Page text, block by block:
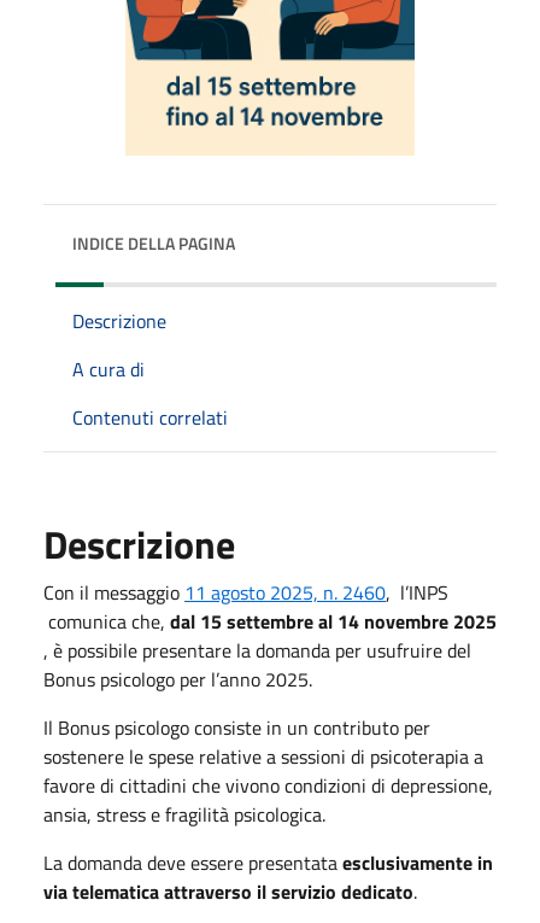
INDICE DELLA PAGINA
Descrizione
A cura di
Contenuti correlati
Descrizione
Con il messaggio 11 agosto 2025, n. 2460, l’INPS
comunica che, dal 15 settembre al 14 novembre 2025
, è possibile presentare la domanda per usufruire del
Bonus psicologo per l’anno 2025.
Il Bonus psicologo consiste in un contributo per
sostenere le spese relative a sessioni di psicoterapia a
favore di cittadini che vivono condizioni di depressione,
ansia, stress e fragilità psicologica.
La domanda deve essere presentataesclusivamente in
via telematica attraverso il servizio dedicato.